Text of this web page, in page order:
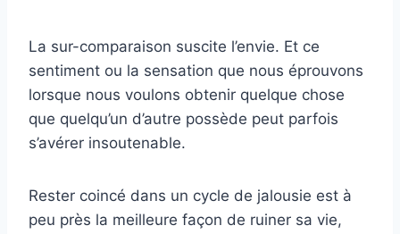
La sur-comparaison suscite l’envie. Et ce
sentiment ou la sensation que nous éprouvons
lorsque nous voulons obtenir quelque chose
que quelqu’un d’autre possède peut parfois
s’avérer insoutenable.
Rester coincé dans un cycle de jalousie est à
peu près la meilleure façon de ruiner sa vie,